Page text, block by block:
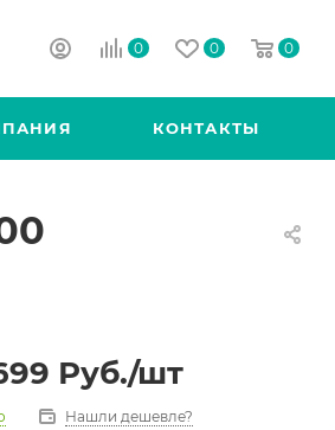
0 0 0
КОНТАКТЫ
Руб./шт
Нашли дешевле?